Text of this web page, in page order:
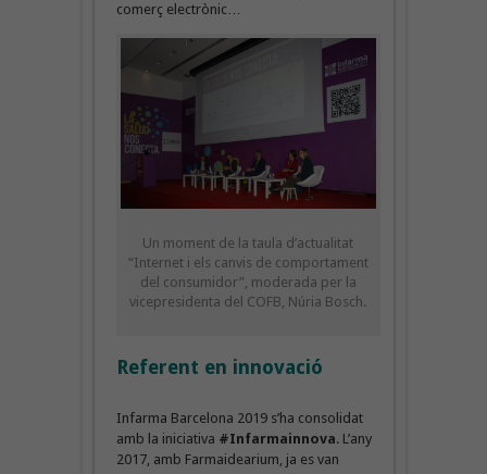
comerç electrònic…
Un moment de la taula d’actualitat
“Internet i els canvis de comportament
del consumidor”, moderada per la
vicepresidenta del COFB, Núria Bosch.
Referent en innovació
Infarma Barcelona 2019 s’ha consolidat
amb la iniciativa #Infarmainnova. L’any
2017, amb Farmaidearium, ja es van